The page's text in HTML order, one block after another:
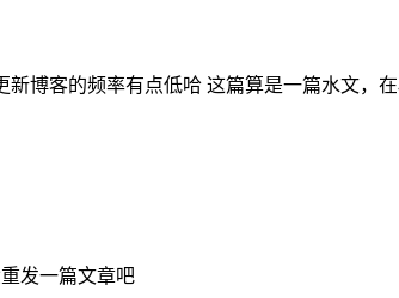
博客的频率有点低哈 这篇算是一篇水文，
发一篇文章吧